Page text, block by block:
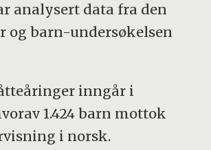
analysert data fra den
og barn-undersøkelsen
inngår i
1.424 barn mottok
i norsk.